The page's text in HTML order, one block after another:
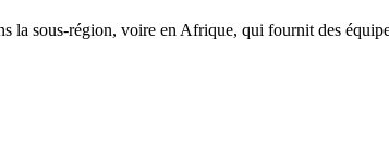
sous-région, voire en Afrique, qui fournit des